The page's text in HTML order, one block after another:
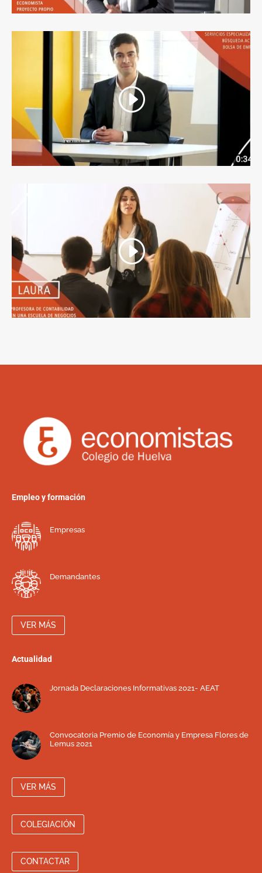
Empleo y formación
Empresas
Demandantes
VER MÁS
Actualidad
Jornada Declaraciones Informativas 2021- AEAT
Convocatoria Premio de Economía y Empresa Flores de
Lemus 2021
VER MÁS
COLEGIACIÓN
CONTACTAR